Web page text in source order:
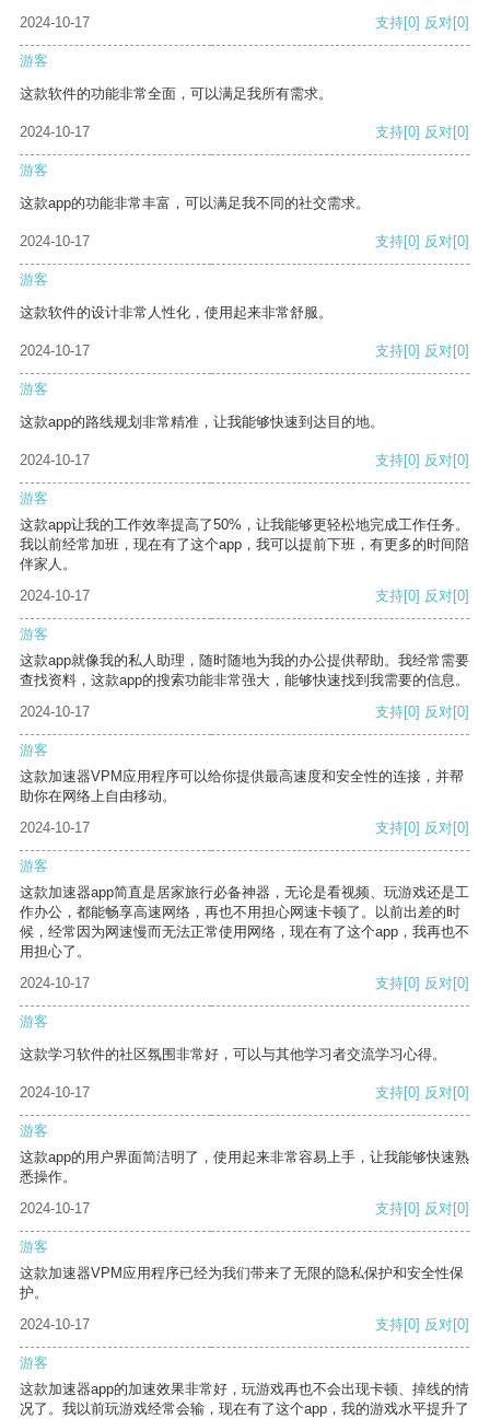
2024-10-17 支持[0] 反对[0]
游客
这款软件的功能非常全面，可以满足我所有需求。
2024-10-17 支持[0] 反对[0]
游客
这款app的功能非常丰富，可以满足我不同的社交需求。
2024-10-17 支持[0] 反对[0]
游客
这款软件的设计非常人性化，使用起来非常舒服。
2024-10-17 支持[0] 反对[0]
游客
这款app的路线规划非常精准，让我能够快速到达目的地。
2024-10-17 支持[0] 反对[0]
游客
这款app让我的工作效率提高了50%，让我能够更轻松地完成工作任务。
我以前经常加班，现在有了这个app，我可以提前下班，有更多的时间陪
伴家人。
2024-10-17
支持[0] 反对[0]
游客
这款app就像我的私人助理，随时随地为我的办公提供帮助。我经常需要
查找资料，这款app的搜索功能非常强大，能够快速找到我需要的信息。
2024-10-17
支持[0] 反对[0]
游客
这款加速器VPM应用程序可以给你提供最高速度和安全性的连接，并帮
助你在网络上自由移动。
2024-10-17
支持[0] 反对[0]
游客
这款加速器app简直是居家旅行必备神器，无论是看视频、玩游戏还是工
作办公，都能畅享高速网络，再也不用担心网速卡顿了。以前出差的时
候，经常因为网速慢而无法正常使用网络，现在有了这个app，我再也不
用担心了。
2024-10-17
支持[0] 反对[0]
游客
这款学习软件的社区氛围非常好，可以与其他学习者交流学习心得。
2024-10-17 支持[0] 反对[0]
游客
这款app的用户界面简洁明了，使用起来非常容易上手，让我能够快速熟
悉操作。
2024-10-17
支持[0] 反对[0]
游客
这款加速器VPM应用程序已经为我们带来了无限的隐私保护和安全性保
护。
2024-10-17
支持[0] 反对[0]
游客
这款加速器app的加速效果非常好，玩游戏再也不会出现卡顿、掉线的情
况了。我以前玩游戏经常会输，现在有了这个app，我的游戏水平提升了